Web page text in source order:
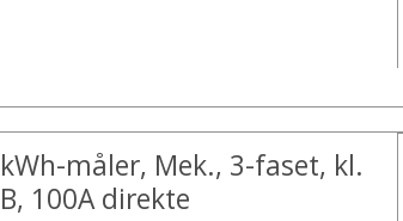
kWh-måler, Mek., 3-faset, kl.
B, 100A direkte